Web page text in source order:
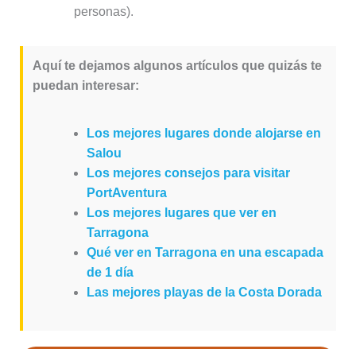
personas).
Aquí te dejamos algunos artículos que quizás te
puedan interesar:
Los mejores lugares donde alojarse en
Salou
Los mejores consejos para visitar
PortAventura
Los mejores lugares que ver en
Tarragona
Qué ver en Tarragona en una escapada
de 1 día
Las mejores playas de la Costa Dorada